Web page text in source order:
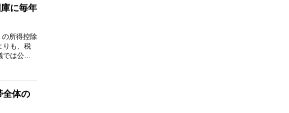
に毎年
所得控除
りも、税
は公的
体の